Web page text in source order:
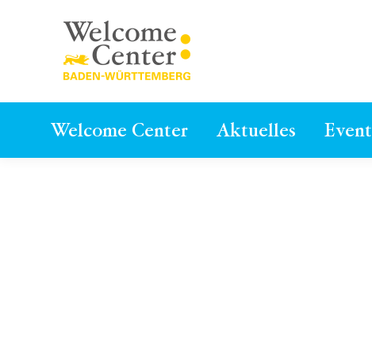
Welcome Center Aktuelles